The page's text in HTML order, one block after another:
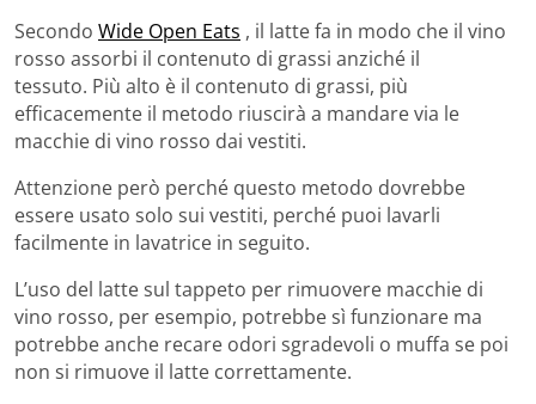
Secondo Wide Open Eats , il latte fa in modo che il vino
rosso assorbi il contenuto di grassi anziché il
tessuto. Più alto è il contenuto di grassi, più
efficacemente il metodo riuscirà a mandare via le
macchie di vino rosso dai vestiti.
Attenzione però perché questo metodo dovrebbe
essere usato solo sui vestiti, perché puoi lavarli
facilmente in lavatrice in seguito.
L’uso del latte sul tappeto per rimuovere macchie di
vino rosso, per esempio, potrebbe sì funzionare ma
potrebbe anche recare odori sgradevoli o muffa se poi
non si rimuove il latte correttamente.